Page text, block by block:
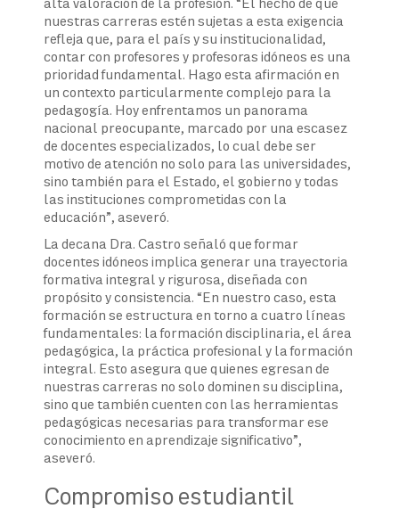
alta valoración de la profesión. “El hecho de que
nuestras carreras estén sujetas a esta exigencia
refleja que, para el país y su institucionalidad,
contar con profesores y profesoras idóneos es una
prioridad fundamental. Hago esta afirmación en
un contexto particularmente complejo para la
pedagogía. Hoy enfrentamos un panorama
nacional preocupante, marcado por una escasez
de docentes especializados, lo cual debe ser
motivo de atención no solo para las universidades,
sino también para el Estado, el gobierno y todas
las instituciones comprometidas con la
educación”, aseveró.
La decana Dra. Castro señaló que formar
docentes idóneos implica generar una trayectoria
formativa integral y rigurosa, diseñada con
propósito y consistencia. “En nuestro caso, esta
formación se estructura en torno a cuatro líneas
fundamentales: la formación disciplinaria, el área
pedagógica, la práctica profesional y la formación
integral. Esto asegura que quienes egresan de
nuestras carreras no solo dominen su disciplina,
sino que también cuenten con las herramientas
pedagógicas necesarias para transformar ese
conocimiento en aprendizaje significativo”,
aseveró.
Compromiso estudiantil